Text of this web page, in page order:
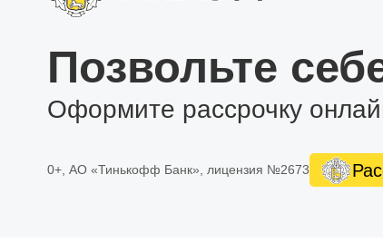
Позвольте
Оформите рассрочку
0+, АО «Тинькофф Банк», лицензия №2673